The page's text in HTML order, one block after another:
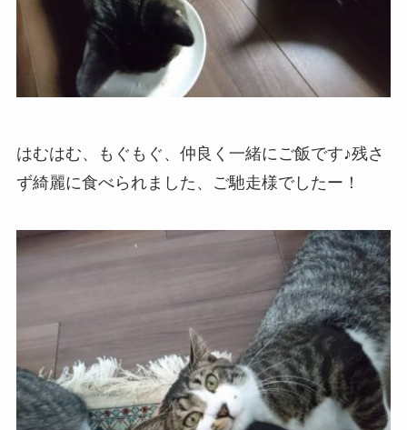
はむはむ、もぐもぐ、仲良く一緒にご飯です♪残さ
ず綺麗に食べられました、ご馳走様でしたー！